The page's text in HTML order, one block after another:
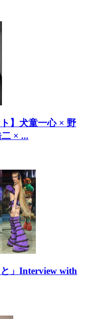
】犬童一心 × 野
× ...
と」Interview with